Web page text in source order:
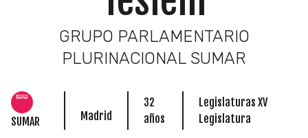
GRUPO PARLAMENTARIO
PLURINACIONAL SUMAR
SUMAR Madrid
32
años
Legislaturas XV
Legislatura